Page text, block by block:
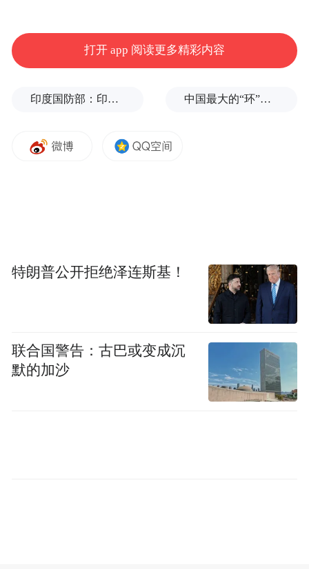
赏，对学校阶段性取得的成绩表示祝贺，对
校董们克服困难、慷慨解囊以支持学校的发
加强互动、整合，更好地发挥侨务资源的作
打开 app 阅读更多精彩内容
印度国防部：印度成功试射“烈火-4”中程弹道导弹，可携带常规弹头和核弹头 中国最大的“环”，要来了
特朗普公开拒绝泽连斯基！
联合国警告：古巴或变成沉
默的加沙